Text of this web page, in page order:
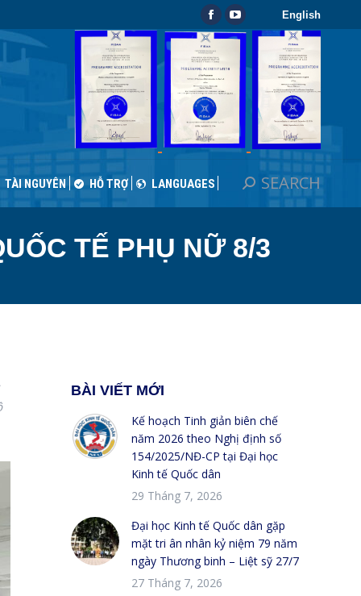
Facebook
page
opens
in
new
window
YouTube
page
opens
in
window
English
TÀI NGUYÊN HỖ TRỢ LANGUAGES Search:SEARCH
TẾ PHỤ NỮ 8/3
BÀI VIẾT MỚI
Kế hoạch Tinh giản biên chế
năm 2026 theo Nghị định số
154/2025/NĐ-CP tại Đại học
Kinh tế Quốc dân
29 Tháng 7, 2026
Đại học Kinh tế Quốc dân gặp
mặt tri ân nhân kỷ niệm 79 năm
ngày Thương binh – Liệt sỹ 27/7
27 Tháng 7, 2026
LANGUAGES Search:
SEARCH